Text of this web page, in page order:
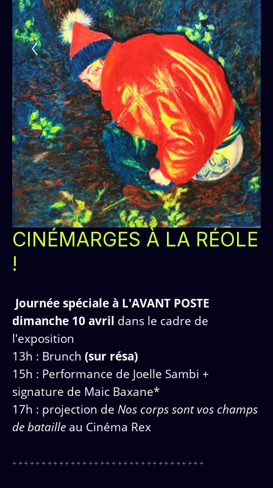
CINÉMARGES À LA RÉOLE
!
Journée spéciale à L'AVANT POSTE
dimanche 10 avril dans le cadre de
l'exposition
13h : Brunch (sur résa)
15h : Performance de Joelle Sambi +
signature de Maic Baxane*
17h : projection de Nos corps sont vos champs
de batailleau Cinéma Rex
+++++++++++++++++++++++++++++++++